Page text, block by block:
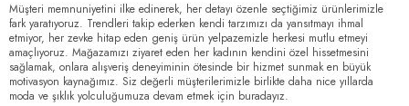
Müşteri memnuniyetini ilke edinerek, her detayı özenle seçtiğimiz ürünlerimizle
fark yaratıyoruz. Trendleri takip ederken kendi tarzımızı da yansıtmayı ihmal
etmiyor, her zevke hitap eden geniş ürün yelpazemizle herkesi mutlu etmeyi
amaçlıyoruz. Mağazamızı ziyaret eden her kadının kendini özel hissetmesini
sağlamak, onlara alışveriş deneyiminin ötesinde bir hizmet sunmak en büyük
motivasyon kaynağımız. Siz değerli müşterilerimizle birlikte daha nice yıllarda
moda ve şıklık yolculuğumuza devam etmek için buradayız.